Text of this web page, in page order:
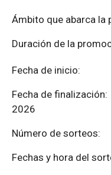
Ámbito que abarca
Duración de la
Fecha de
Fecha de
2026
Número de
Fechas y hora